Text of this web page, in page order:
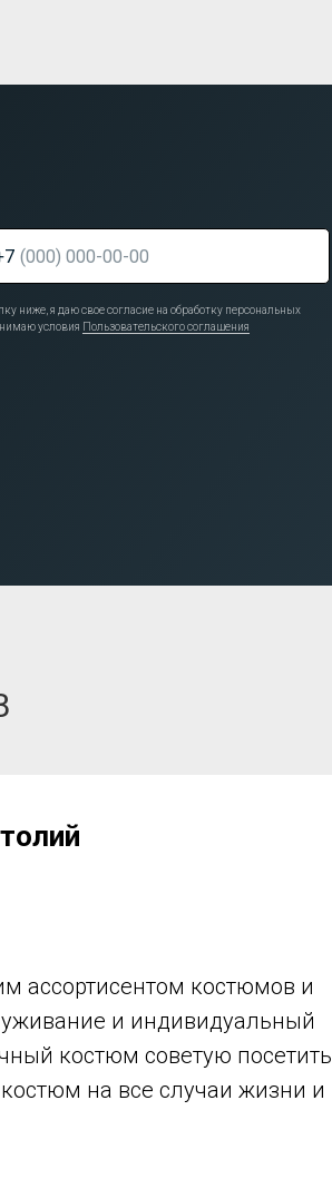
ниже, я даю свое согласие на обработку персональных
условия Пользовательского соглашения
ассортисентом костюмов и
и индивидуальный
костюм советую посетить
на все случаи жизни и